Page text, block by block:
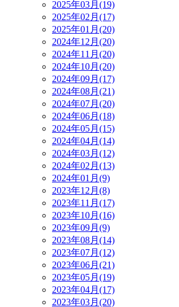
2025年03月(19)
2025年02月(17)
2025年01月(20)
2024年12月(20)
2024年11月(20)
2024年10月(20)
2024年09月(17)
2024年08月(21)
2024年07月(20)
2024年06月(18)
2024年05月(15)
2024年04月(14)
2024年03月(12)
2024年02月(13)
2024年01月(9)
2023年12月(8)
2023年11月(17)
2023年10月(16)
2023年09月(9)
2023年08月(14)
2023年07月(12)
2023年06月(21)
2023年05月(19)
2023年04月(17)
2023年03月(20)